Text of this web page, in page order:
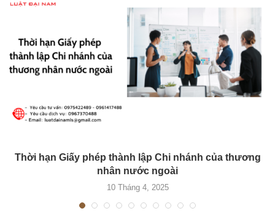
Thời hạn Giấy phép thành lập Chi nhánh của thương
nhân nước ngoài
10 Tháng 4, 2025